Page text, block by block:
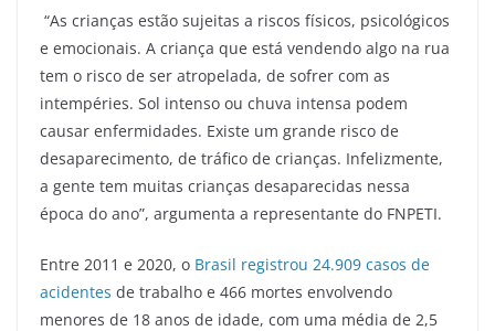
“As crianças estão sujeitas a riscos físicos, psicológicos
e emocionais. A criança que está vendendo algo na rua
tem o risco de ser atropelada, de sofrer com as
intempéries. Sol intenso ou chuva intensa podem
causar enfermidades. Existe um grande risco de
desaparecimento, de tráfico de crianças. Infelizmente,
a gente tem muitas crianças desaparecidas nessa
época do ano”, argumenta a representante do FNPETI.
Entre 2011 e 2020, o Brasil registrou 24.909 casos de
acidentes de trabalho e 466 mortes envolvendo
menores de 18 anos de idade, com uma média de 2,5